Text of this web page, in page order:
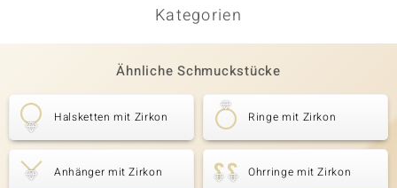
Kategorien
Ähnliche Schmuckstücke
Halsketten mit Zirkon Ringe mit Zirkon
Anhänger mit Zirkon Ohrringe mit Zirkon